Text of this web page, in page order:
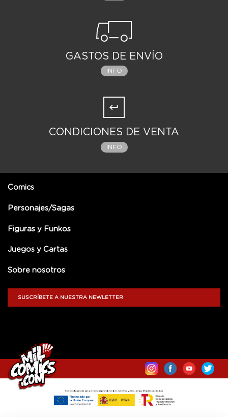
GASTOS DE ENVÍO
INFO
CONDICIONES DE VENTA
INFO
Comics
Personajes/Sagas
Figuras y Funkos
Juegos y Cartas
Sobre nosotros
SUSCRÍBETE A NUESTRA NEWLETTER